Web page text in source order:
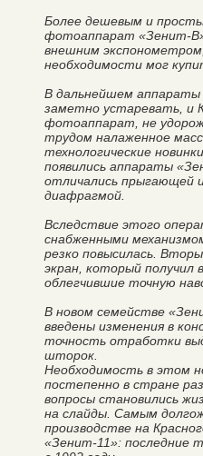
Более дешевым и
фотоаппарат «Зенит-
внешним
необходимости мог
В дальнейшем
заметно устаревать, и
фотоаппарат, не
трудом налаженное
технологические
появились аппараты
отличались прыгающей
диафрагмой.
Вследствие этого
снабженными
резко повысилась.
экран, который получил
облегчившие точную
В новом семействе
введены изменения в
точность отработки
шторок.
Необходимость в этом
постепенно в стране
вопросы становились
на слайды. Самым
производстве на
«Зенит-11»: последние